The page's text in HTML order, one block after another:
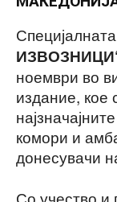
ноември во
издание, кое
комори и
донесувачи
Со учество и